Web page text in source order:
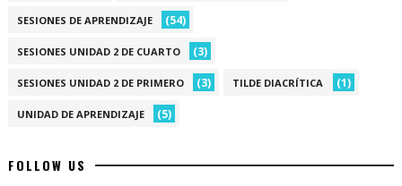
SESIONES DE APRENDIZAJE (54)
SESIONES UNIDAD 2 DE CUARTO (3)
SESIONES UNIDAD 2 DE PRIMERO (3) TILDE DIACRÍTICA (1)
UNIDAD DE APRENDIZAJE (5)
FOLLOW US